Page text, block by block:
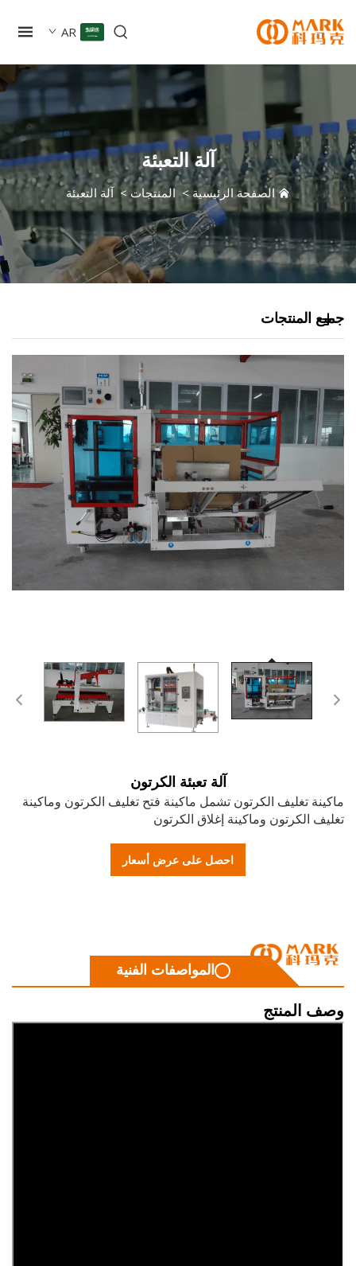
AR
آلة التعبئة
الصفحة الرئيسية>المنتجات>آلة التعبئة
المنتجات
آلة تعبئة الكرتون
تغليف الكرتون تشمل ماكينة فتح تغليف الكرتون وماكينة
الكرتون وماكينة إغلاق الكرتون
احصل على عرض أسعار
المواصفات الفنية
المنتج